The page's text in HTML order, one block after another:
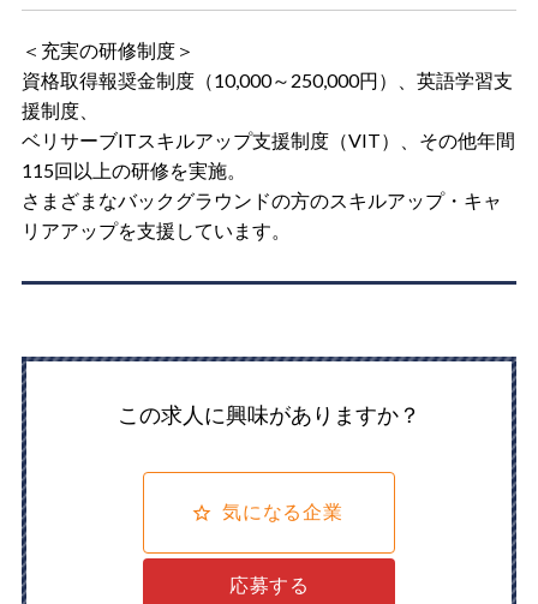
＜充実の研修制度＞
資格取得報奨金制度（10,000～250,000円）、英語学習支
援制度、
ベリサーブITスキルアップ支援制度（VIT）、その他年間
115回以上の研修を実施。
さまざまなバックグラウンドの方のスキルアップ・キャ
リアアップを支援しています。
この求人に興味がありますか？
気になる企業
応募する